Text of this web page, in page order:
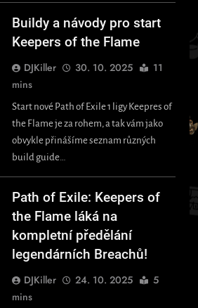
Buildy a návody pro start
Keepers of the Flame
DJKiller 30. 10. 2025
11
mins
Start nové Path of Exile 1 ligy Keepres of
the Flame je za rohem, a tak vám jako
obvykle přinášíme seznam různých
build guide…
Path of Exile: Keepers of
the Flame láká na
kompletní předělání
legendárních Breachů!
DJKiller 24. 10. 2025
5
mins